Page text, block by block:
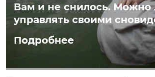
Вам и не снилось. Можно
управлять своими
Подробнее